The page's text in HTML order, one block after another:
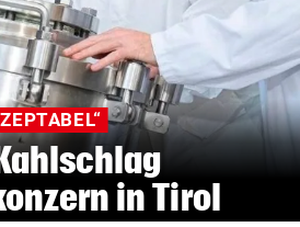
in Tirol